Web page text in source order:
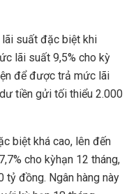
lãi suất đặc biệt khi
lãi suất 9,5% cho kỳ
để được trả mức lãi
tiền gửi tối thiểu 2.000
biệt khá cao, lên đến
cho kỳhạn 12 tháng,
đồng. Ngân hàng này